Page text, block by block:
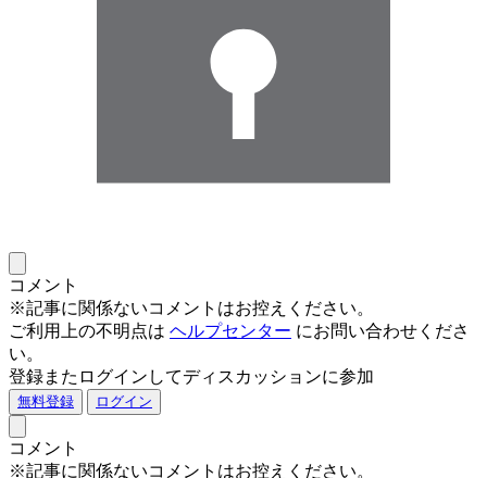
コメント
※記事に関係ないコメントはお控えください。
ご利用上の不明点は ヘルプセンター にお問い合わせくださ
い。
登録またログインしてディスカッションに参加
無料登録 ログイン
コメント
※記事に関係ないコメントはお控えください。